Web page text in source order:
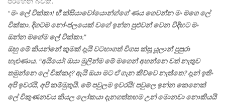
“මං ලේ වික්කා! හී ක්සියාවෝයොන්ග්ගේ ණය ගෙවන්න මං මගෙ ලේ
වික්කා. දිගටම නෝංජලයෙක් වගේ ඉන්න පුළුවන් වෙන විදිහට මං
ඔන්න මගේම ලේ වික්කා.”
ඔහු මේ කියන්නේ කුමක් දැයි වටහාගත් විගස ක්සූ යූලාන් පුපුරා
හැළුණාය. “අයියෝ! ඔයා මුලින්ම මේ මගෙන් අහන්නෙ වත් නැතුව
තමුන්නෙ ලේ වික්කද? ඇයි ඔයා මට ඒ ගැන කිව්වෙ නැත්තෙ? දැන් ඉතිං
අපි ඉවරයි, අපි කම්මුතුයි. මේ පවුලම ඉවරයි! පවුලෙ ඉන්න කෙනෙක්
ලේ විකුණනවය කියල ලෝකයා දැනගත්තහම උන් මොනවා නොකියයි